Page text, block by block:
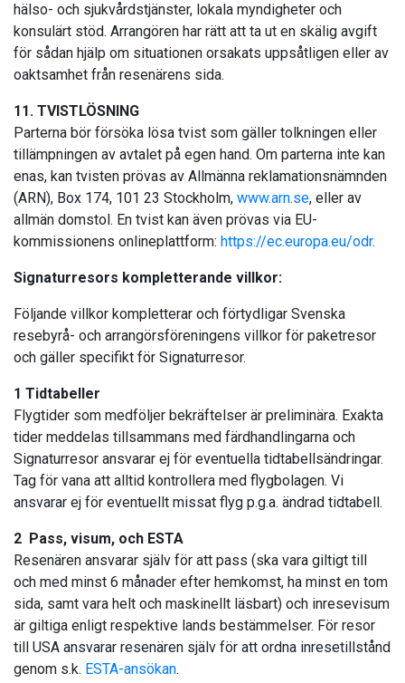
hälso- och sjukvårdstjänster, lokala myndigheter och
konsulärt stöd. Arrangören har rätt att ta ut en skälig avgift
för sådan hjälp om situationen orsakats uppsåtligen eller av
oaktsamhet från resenärens sida.
11. TVISTLÖSNING
Parterna bör försöka lösa tvist som gäller tolkningen eller
tillämpningen av avtalet på egen hand. Om parterna inte kan
enas, kan tvisten prövas av Allmänna reklamationsnämnden
(ARN), Box 174, 101 23 Stockholm, www.arn.se, eller av
allmän domstol. En tvist kan även prövas via EU-
kommissionens onlineplattform: https://ec.europa.eu/odr.
Signaturresors kompletterande villkor:
Följande villkor kompletterar och förtydligar Svenska
resebyrå- och arrangörsföreningens villkor för paketresor
och gäller specifikt för Signaturresor.
1 Tidtabeller
Flygtider som medföljer bekräftelser är preliminära. Exakta
tider meddelas tillsammans med färdhandlingarna och
Signaturresor ansvarar ej för eventuella tidtabellsändringar.
Tag för vana att alltid kontrollera med flygbolagen. Vi
ansvarar ej för eventuellt missat flyg p.g.a. ändrad tidtabell.
2 Pass, visum, och ESTA
Resenären ansvarar själv för att pass (ska vara giltigt till
och med minst 6 månader efter hemkomst, ha minst en tom
sida, samt vara helt och maskinellt läsbart) och inresevisum
är giltiga enligt respektive lands bestämmelser. För resor
till USA ansvarar resenären själv för att ordna inresetillstånd
genom s.k. ESTA-ansökan.